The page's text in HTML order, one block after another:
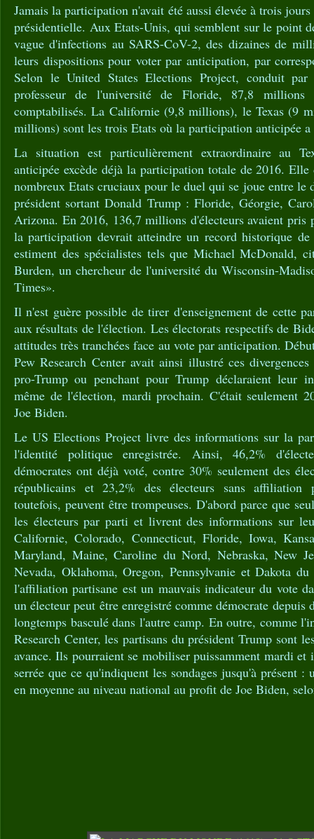
Jamais la participation n'avait été aussi élevée à trois
présidentielle. Aux Etats-Unis, qui semblent sur le point
vague d'infections au SARS-CoV-2, des dizaines de
leurs dispositions pour voter par anticipation, par
Selon le United States Elections Project, conduit
professeur de l'université de Floride, 87,8
comptabilisés. La Californie (9,8 millions), le Texas (9
millions) sont les trois Etats où la participation anticipée a
La situation est particulièrement extraordinaire au
anticipée excède déjà la participation totale de 2016. Elle
nombreux Etats cruciaux pour le duel qui se joue entre le
président sortant Donald Trump : Floride, Géorgie,
Arizona. En 2016, 136,7 millions d'électeurs avaient pris
la participation devrait atteindre un record historique
estiment des spécialistes tels que Michael McDonald,
Burden, un chercheur de l'université du Wisconsin-
Times».
Il n'est guère possible de tirer d'enseignement de cette
aux résultats de l'élection. Les électorats respectifs de
attitudes très tranchées face au vote par anticipation.
Pew Research Center avait ainsi illustré ces
pro-Trump ou penchant pour Trump déclaraient leur
même de l'élection, mardi prochain. C'était seulement
Joe Biden.
Le US Elections Project livre des informations sur la
l'identité politique enregistrée. Ainsi, 46,2%
démocrates ont déjà voté, contre 30% seulement des
républicains et 23,2% des électeurs sans affiliation
toutefois, peuvent être trompeuses. D'abord parce que
les électeurs par parti et livrent des informations sur
Californie, Colorado, Connecticut, Floride, Iowa,
Maryland, Maine, Caroline du Nord, Nebraska, New
Nevada, Oklahoma, Oregon, Pennsylvanie et Dakota
l'affiliation partisane est un mauvais indicateur du vote
un électeur peut être enregistré comme démocrate depuis
longtemps basculé dans l'autre camp. En outre, comme
Research Center, les partisans du président Trump sont
avance. Ils pourraient se mobiliser puissamment mardi et
serrée que ce qu'indiquent les sondages jusqu'à présent :
en moyenne au niveau national au profit de Joe Biden,